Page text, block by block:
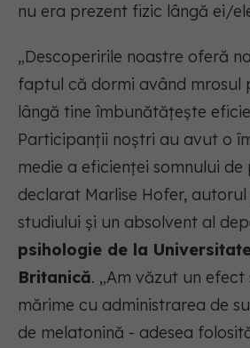
nu era prezent fizic lângă ei/
„Descoperirile noastre oferă
faptul că dormi având mrosul
lângă tine îmbunătățește
Participanții noștri au avut o
medie a eficienței somnului de
declarat Marlise Hofer,
studiului și un absolvent al
psihologie de la
Britanică. „Am văzut un efect
mărime cu administrarea de
de melatonină - adesea